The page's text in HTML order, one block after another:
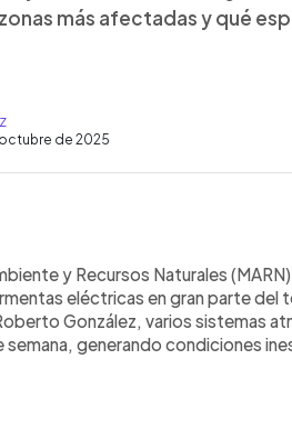
más afectadas y qué
de 2025
octubre se esperan lluvias intensas
de Convergencia
iniciarán al
durante la tarde y noche
y Recursos Naturales
eléctricas en gran parte del
González, varios sistemas
generando condiciones